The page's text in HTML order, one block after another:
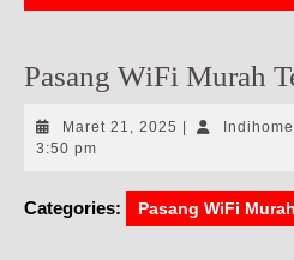
Pasang WiFi Murah
Maret 21, 2025 Maret
Indihome
3:50 pm
Categories: Pasang WiFi Murah